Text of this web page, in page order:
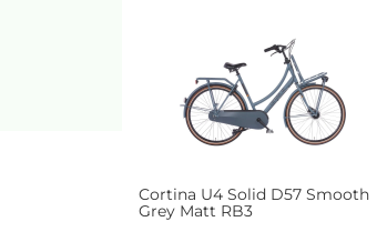
Cortina U4 Solid D57 Smooth
Grey Matt RB3